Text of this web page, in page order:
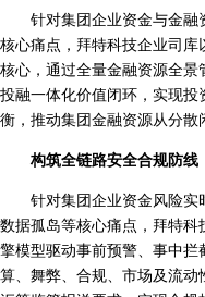
针对集团企业资金与金融
核心痛点，拜特科技企业司
核心，通过全量金融资源全
投融一体化价值闭环，实现
衡，推动集团金融资源从分散
构筑全链路安全合规防线
针对集团企业资金风险实
数据孤岛等核心痛点，拜特科
擎模型驱动事前预警、事中
算、舞弊、合规、市场及流